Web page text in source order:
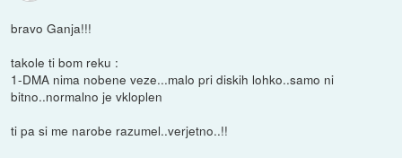
bravo Ganja!!!
takole ti bom reku :
1-DMA nima nobene veze...malo pri diskih lohko..samo ni
bitno..normalno je vkloplen
ti pa si me narobe razumel..verjetno..!!